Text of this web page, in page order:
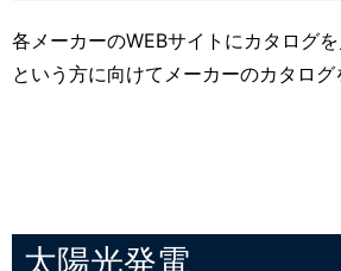
各メーカーのWEBサイトにカタログ
という方に向けてメーカーのカタロ
太陽光発電